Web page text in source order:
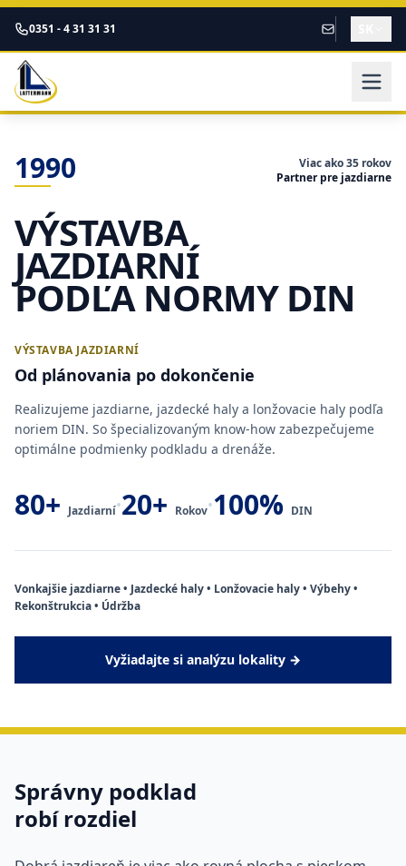
Zum Inhalt springen
0351 - 4 31 31 31
1990
Viac ako 35 rokov
Partner pre jazdiarne
VÝSTAVBA
JAZDIARNÍ
PODĽA NORMY DIN
VÝSTAVBA JAZDIARNÍ
Od plánovania po dokončenie
Realizujeme jazdiarne, jazdecké haly a lonžovacie haly podľa
noriem DIN. So špecializovaným know-how zabezpečujeme
optimálne podmienky podkladu a drenáže.
80+ Jazdiarní•20+ Rokov•100% DIN
Vonkajšie jazdiarne • Jazdecké haly • Lonžovacie haly • Výbehy •
Rekonštrukcia • Údržba
Vyžiadajte si analýzu lokality →
Správny podklad
robí rozdiel